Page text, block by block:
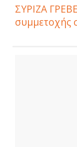
ΣΥΡΙΖΑ
συμμετοχής